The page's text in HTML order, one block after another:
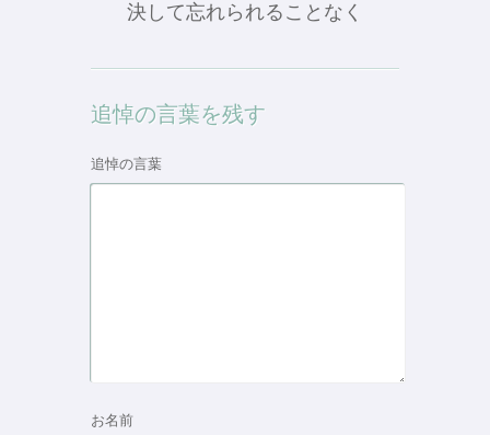
決して忘れられることなく
追悼の言葉を残す
追悼の言葉
お名前